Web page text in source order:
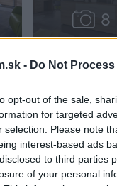
- Do Not
opt-out of the sale,
for targeted
selection. Please note
interest-based ads
to third parties
of your personal
preto je
vybaveniu
police.